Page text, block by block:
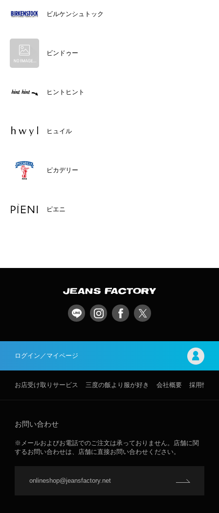
ビルケンシュトック
ビンドゥー
ヒントヒント
ヒュイル
ピカデリー
ピエニ
ログイン／マイページ
お店受け取りサービス 三度の飯より服が好き 会社概要 採用情報
お問い合わせ
※メールおよびお電話でのご注文は承っておりません。店舗に関
するお問い合わせは、店舗に直接お問い合わせください。
onlineshop@jeansfactory.net